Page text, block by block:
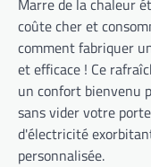
coûte cher et
comment fabriquer
et efficace ! Ce
un confort bienvenu
sans vider votre
d'électricité
personnalisée.